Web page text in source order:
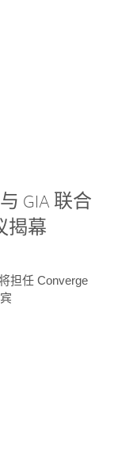
GIA 联合
揭幕
担任 Converge